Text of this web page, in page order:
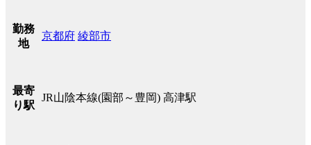
勤務
地
京都府 綾部市
最寄
り駅
JR山陰本線(園部～豊岡) 高津駅